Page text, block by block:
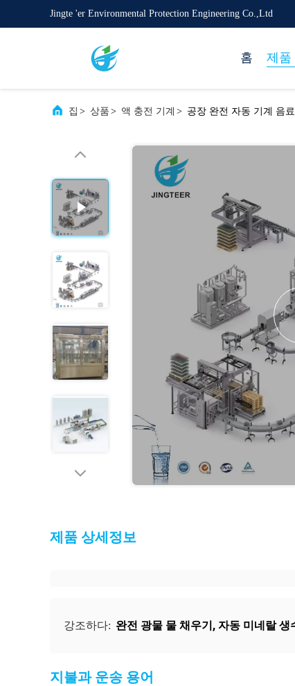
Jingte 'er Environmental Protection Engineering Co.,Ltd
홈 제품
집 > 상품 > 액 충전 기계 > 공장 완전 자동 기계 음
제품 상세정보
강조하다: 완전 광물 물 채우기, 자동 미네랄 생
지불과 운송 용어